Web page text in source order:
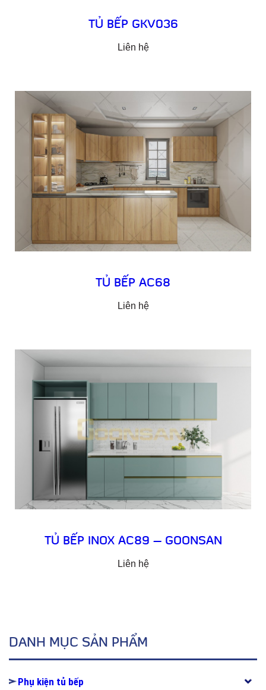
DANH MỤC SẢN PHẨM
Phụ kiện tủ bếp
TỦ BẾP GKV036
Liên hệ
TỦ BẾP AC68
Liên hệ
TỦ BẾP INOX AC89 – GOONSAN
Liên hệ